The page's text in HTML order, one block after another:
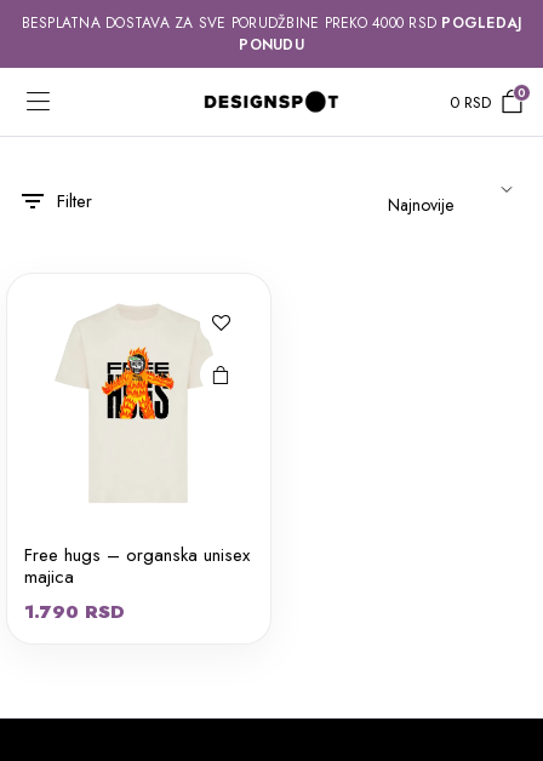
BESPLATNA DOSTAVA ZA SVE PORUDŽBINE PREKO 4000 RSD POGLEDAJ
PONUDU
0RSD 0
Filter
Opcije
mogu biti
izabrane
na stranici
proizvoda.
Free hugs – organska unisex
majica
1.790 RSD